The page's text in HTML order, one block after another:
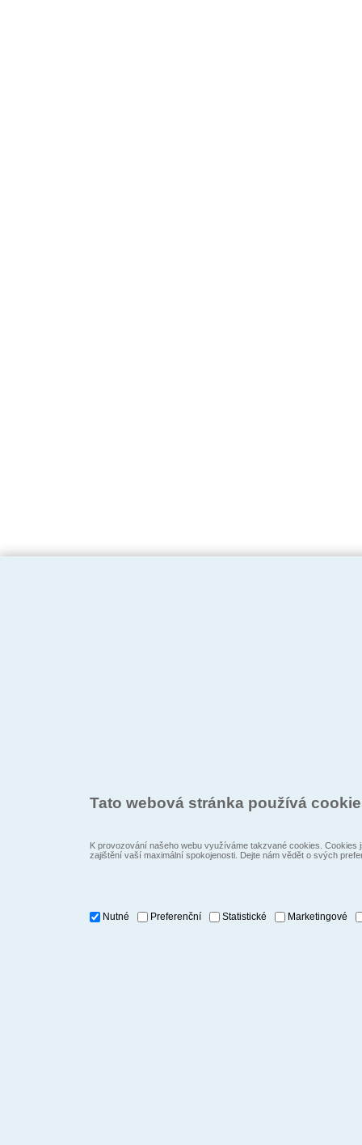
Tato webová stránka používá
K provozování našeho webu využíváme takzvané cookies.
zajištění vaší maximální spokojenosti. Dejte nám vědět o svých
Nutné Preferenční Statistické Marketingové